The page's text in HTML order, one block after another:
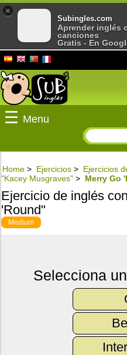
☰ Menu
Home > Ejercicios > Ejercicios
"Kacey Musgraves" > Merry Go
Ejercicio de inglés
'Round"
Medium
Selecciona
×
Subingles.com
Aprender inglés
canciones
Gratis - En